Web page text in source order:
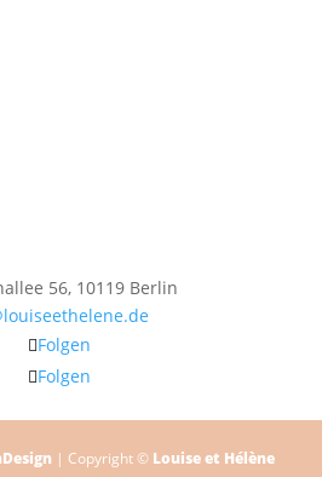
56, 10119 Berlin
Folgen
Folgen
| Copyright © Louise et Hélène